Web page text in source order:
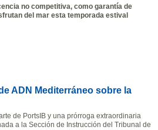
no competitiva, como garantía de
del mar esta temporada estival
ADN Mediterráneo sobre la
de PortsIB y una prórroga extraordinaria
a la Sección de Instrucción del Tribunal de